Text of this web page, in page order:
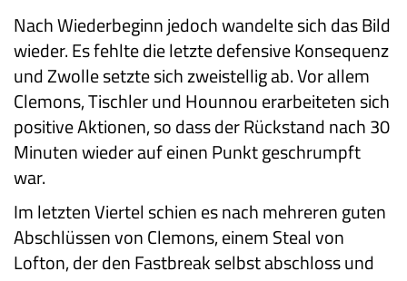
Nach Wiederbeginn jedoch wandelte sich das Bild
wieder. Es fehlte die letzte defensive Konsequenz
und Zwolle setzte sich zweistellig ab. Vor allem
Clemons, Tischler und Hounnou erarbeiteten sich
positive Aktionen, so dass der Rückstand nach 30
Minuten wieder auf einen Punkt geschrumpft
war.
Im letzten Viertel schien es nach mehreren guten
Abschlüssen von Clemons, einem Steal von
Lofton, der den Fastbreak selbst abschloss und